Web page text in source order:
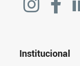
Institucional